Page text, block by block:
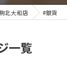
北大和店 #銀貨
一覧